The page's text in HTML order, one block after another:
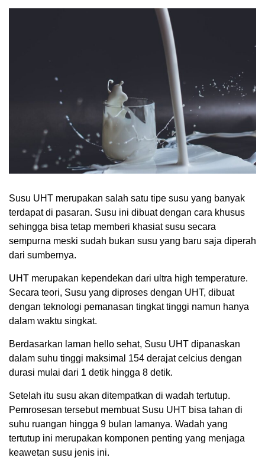
Susu UHT merupakan salah satu tipe susu yang banyak
terdapat di pasaran. Susu ini dibuat dengan cara khusus
sehingga bisa tetap memberi khasiat susu secara
sempurna meski sudah bukan susu yang baru saja diperah
dari sumbernya.
UHT merupakan kependekan dari ultra high temperature.
Secara teori, Susu yang diproses dengan UHT, dibuat
dengan teknologi pemanasan tingkat tinggi namun hanya
dalam waktu singkat.
Berdasarkan laman hello sehat, Susu UHT dipanaskan
dalam suhu tinggi maksimal 154 derajat celcius dengan
durasi mulai dari 1 detik hingga 8 detik.
Setelah itu susu akan ditempatkan di wadah tertutup.
Pemrosesan tersebut membuat Susu UHT bisa tahan di
suhu ruangan hingga 9 bulan lamanya. Wadah yang
tertutup ini merupakan komponen penting yang menjaga
keawetan susu jenis ini.